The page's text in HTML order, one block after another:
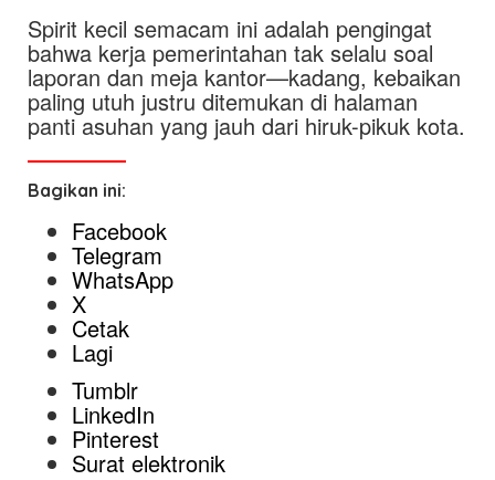
Spirit kecil semacam ini adalah pengingat
bahwa kerja pemerintahan tak selalu soal
laporan dan meja kantor—kadang, kebaikan
paling utuh justru ditemukan di halaman
panti asuhan yang jauh dari hiruk-pikuk kota.
Bagikan ini:
Facebook
Telegram
WhatsApp
X
Cetak
Lagi
Tumblr
LinkedIn
Pinterest
Surat elektronik